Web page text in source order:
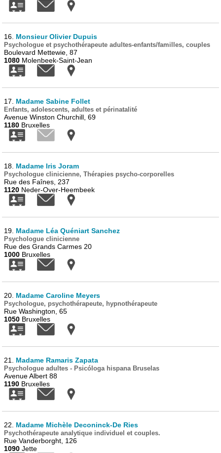
16. Monsieur Olivier Dupuis
Psychologue et psychothérapeute adultes-enfants/familles, couples
Boulevard Mettewie, 87
1080 Molenbeek-Saint-Jean
17. Madame Sabine Follet
Enfants, adolescents, adultes et périnatalité
Avenue Winston Churchill, 69
1180 Bruxelles
18. Madame Iris Joram
Psychologue clinicienne, Thérapies psycho-corporelles
Rue des Faînes, 237
1120 Neder-Over-Heembeek
19. Madame Léa Quéniart Sanchez
Psychologue clinicienne
Rue des Grands Carmes 20
1000 Bruxelles
20. Madame Caroline Meyers
Psychologue, psychothérapeute, hypnothérapeute
Rue Washington, 65
1050 Bruxelles
21. Madame Ramaris Zapata
Psychologue adultes - Psicóloga hispana Bruselas
Avenue Albert 88
1190 Bruxelles
22. Madame Michèle Deconinck-De Ries
Psychothérapeute analytique individuel et couples.
Rue Vanderborght, 126
1090 Jette